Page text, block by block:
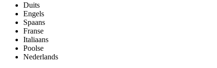
Duits
Engels
Spaans
Franse
Italiaans
Poolse
Nederlands